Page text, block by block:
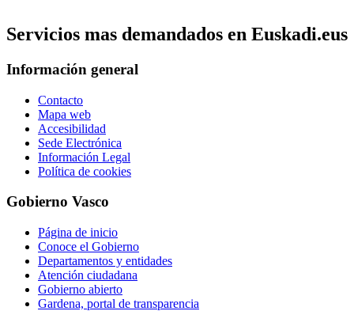
Servicios mas demandados en Euskadi.eus
Información general
Contacto
Mapa web
Accesibilidad
Sede Electrónica
Información Legal
Política de cookies
Gobierno Vasco
Página de inicio
Conoce el Gobierno
Departamentos y entidades
Atención ciudadana
Gobierno abierto
Gardena, portal de transparencia